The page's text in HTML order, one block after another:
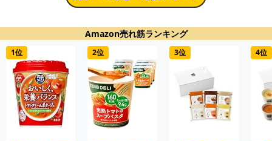
Amazon売れ筋ランキング
1位 2位 3位 4位